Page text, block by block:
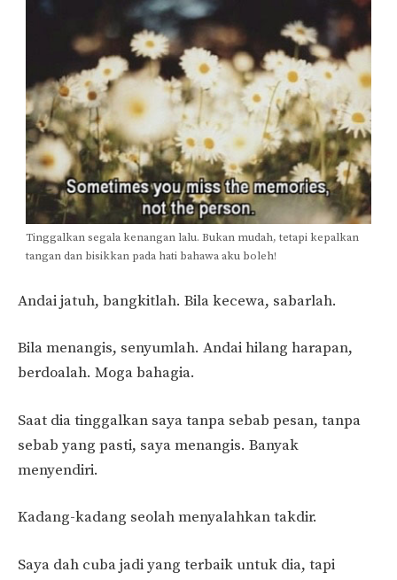
Tinggalkan segala kenangan lalu. Bukan mudah, tetapi kepalkan
tangan dan bisikkan pada hati bahawa aku boleh!
Andai jatuh, bangkitlah. Bila kecewa, sabarlah.
Bila menangis, senyumlah. Andai hilang harapan,
berdoalah. Moga bahagia.
Saat dia tinggalkan saya tanpa sebab pesan, tanpa
sebab yang pasti, saya menangis. Banyak
menyendiri.
Kadang-kadang seolah menyalahkan takdir.
Saya dah cuba jadi yang terbaik untuk dia, tapi